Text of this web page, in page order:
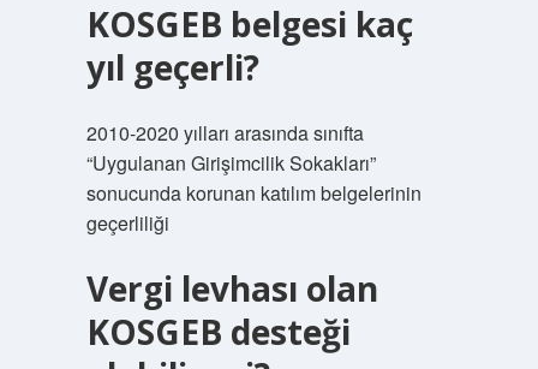
KOSGEB belgesi kaç
yıl geçerli?
2010-2020 yılları arasında sınıfta
“Uygulanan Girişimcilik Sokakları”
sonucunda korunan katılım belgelerinin
geçerliliği
Vergi levhası olan
KOSGEB desteği